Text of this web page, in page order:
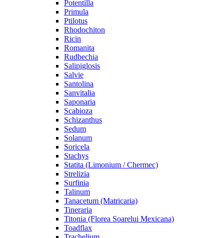
Potentilla
Primula
Ptilotus
Rhodochiton
Ricin
Romanita
Rudbechia
Salipiglosis
Salvie
Santolina
Sanvitalia
Saponaria
Scabioza
Schizanthus
Sedum
Solanum
Soricela
Stachys
Statita (Limonium / Chermec)
Strelizia
Surfinia
Talinum
Tanacetum (Matricaria)
Tineraria
Titonia (Florea Soarelui Mexicana)
Toadflax